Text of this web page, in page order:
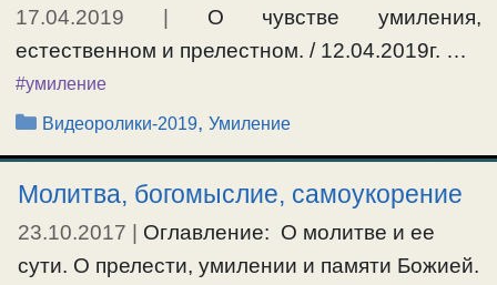
17.04.2019
О чувстве умиления,
естественном и прелестном. / 12.04.2019г. …
#умиление
Рубрики
Видеоролики-2019,Умиление
Молитва, богомыслие, самоукорение
23.10.2017 | Оглавление: О молитве и ее
сути. О прелести, умилении и памяти Божией.